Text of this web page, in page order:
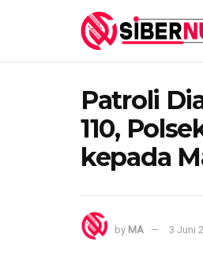
Patroli
110,
kepada
by MA 3 Juni